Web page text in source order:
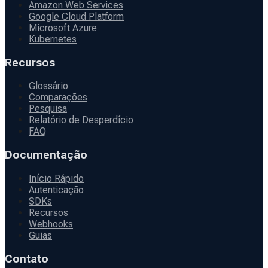
Amazon Web Services
Google Cloud Platform
Microsoft Azure
Kubernetes
Recursos
Glossário
Comparações
Pesquisa
Relatório de Desperdício
FAQ
Documentação
Início Rápido
Autenticação
SDKs
Recursos
Webhooks
Guias
Contato